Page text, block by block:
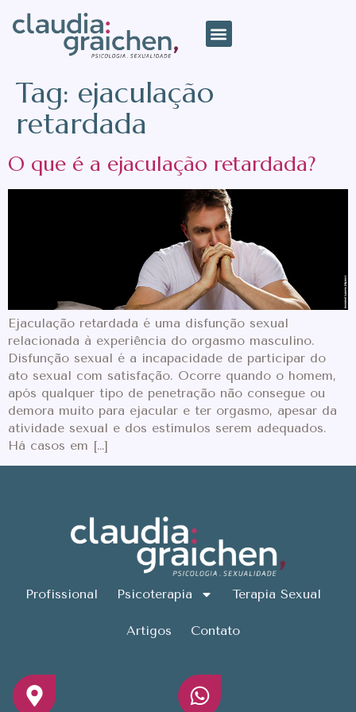
Tag: ejaculação
retardada
O que é a ejaculação retardada?
Ejaculação retardada é uma disfunção sexual
relacionada à experiência do orgasmo masculino.
Disfunção sexual é a incapacidade de participar do
ato sexual com satisfação. Ocorre quando o homem,
após qualquer tipo de penetração não consegue ou
demora muito para ejacular e ter orgasmo, apesar da
atividade sexual e dos estímulos serem adequados.
Há casos em […]
Profissional Psicoterapia Terapia Sexual
Artigos Contato